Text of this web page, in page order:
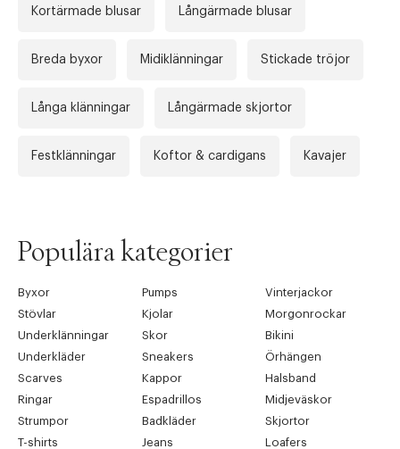
Kortärmade blusar Långärmade blusar
Breda byxor Midiklänningar Stickade tröjor
Långa klänningar Långärmade skjortor
Festklänningar Koftor & cardigans Kavajer
Populära kategorier
Byxor Pumps
Vinterjackor
Stövlar
Kjolar
Morgonrockar
Underklänningar
Skor
Bikini
Underkläder
Sneakers
Örhängen
Scarves
Kappor
Halsband
Ringar
Espadrillos
Midjeväskor
Strumpor
Badkläder
Skjortor
T-shirts
Jeans
Loafers